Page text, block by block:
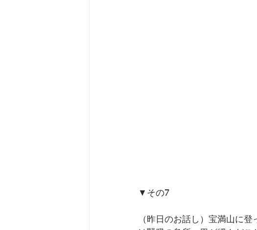
▼その7
（昨日のお話し）宝満山に